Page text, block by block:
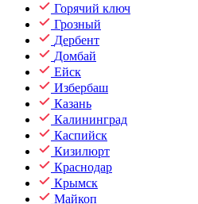
Горячий ключ
Грозный
Дербент
Домбай
Ейск
Избербаш
Казань
Калининград
Каспийск
Кизилюрт
Краснодар
Крымск
Майкоп